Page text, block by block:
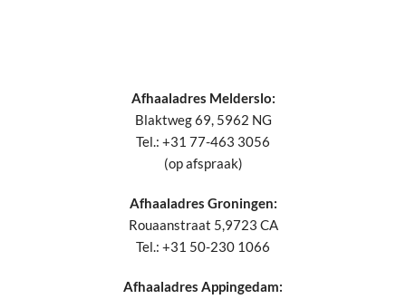
Afhaaladres Melderslo:
Blaktweg 69, 5962 NG
Tel.: +31 77-463 3056
(op afspraak)
Afhaaladres Groningen:
Rouaanstraat 5,9723 CA
Tel.: +31 50-230 1066
Afhaaladres Appingedam: